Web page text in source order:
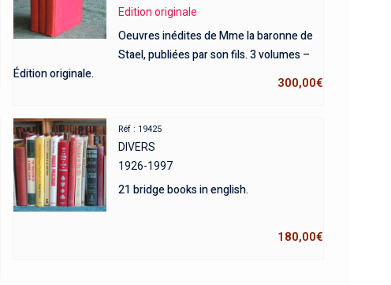
Edition originale
Oeuvres inédites de Mme la baronne de
Stael, publiées par son fils. 3 volumes –
Édition originale.
300,00€
Réf : 19425
DIVERS
1926-1997
21 bridge books in english.
180,00€